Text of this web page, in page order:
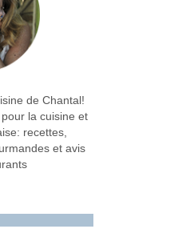
de Chantal!
la cuisine et
recettes,
et avis